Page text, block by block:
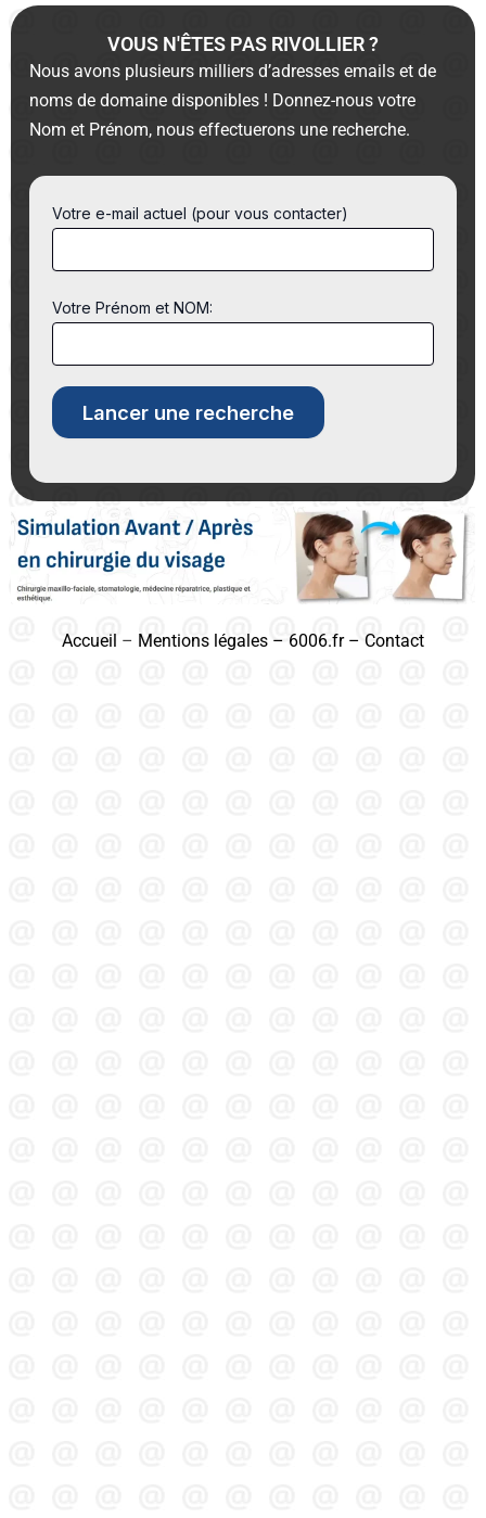
VOUS N'ÊTES PAS RIVOLLIER ?
Nous avons plusieurs milliers d’adresses emails et de
noms de domaine disponibles ! Donnez-nous votre
Nom et Prénom, nous effectuerons une recherche.
Votre e-mail actuel (pour vous contacter)
Votre Prénom et NOM:
Accueil – Mentions légales – 6006.fr– Contact